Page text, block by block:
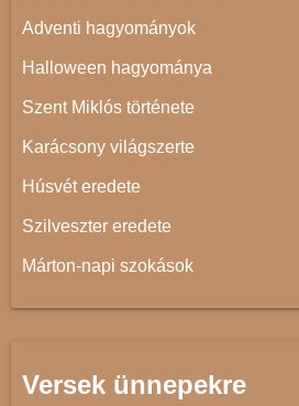
Adventi hagyományok
Halloween hagyománya
Szent Miklós története
Karácsony világszerte
Húsvét eredete
Szilveszter eredete
Márton-napi szokások
Versek ünnepekre